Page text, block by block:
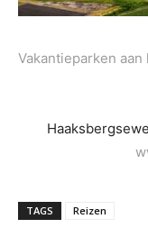
Vakantieparken
TAGS Reizen